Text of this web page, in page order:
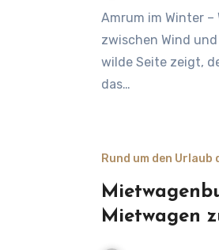
Amrum im Winter – Winterzauber im Strandkorb – Magie
zwischen Wind
wilde Seite zeigt,
das…
Rund um den
Mietwagen